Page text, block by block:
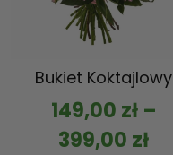
Bukiet Koktajlowy
149,00 zł–
399,00 zł